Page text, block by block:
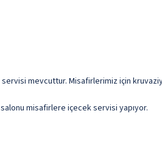
servisi mevcuttur. Misafirlerimiz için
misafirlere içecek servisi yapıyor.